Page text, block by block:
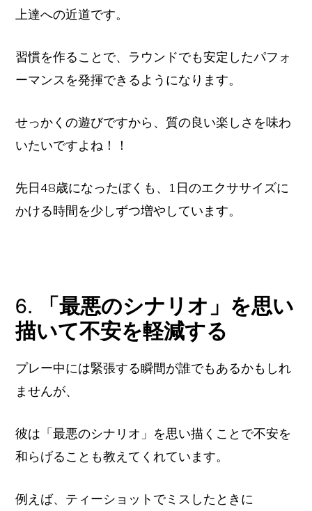
上達への近道です。
習慣を作ることで、ラウンドでも安定したパフォ
ーマンスを発揮できるようになります。
せっかくの遊びですから、質の良い楽しさを味わ
いたいですよね！！
先日48歳になったぼくも、1日のエクササイズに
かける時間を少しずつ増やしています。
6.
「最悪のシナリオ」を思い
描いて不安を軽減する
プレー中には緊張する瞬間が誰でもあるかもしれ
ませんが、
彼は「最悪のシナリオ」を思い描くことで不安を
和らげることも教えてくれています。
例えば、ティーショットでミスしたときに